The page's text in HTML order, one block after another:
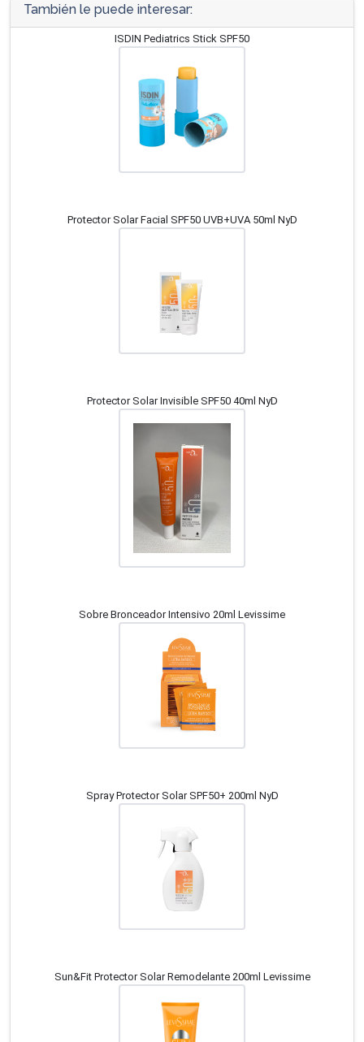
También le puede interesar:
ISDIN Pediatrics Stick SPF50
Protector Solar Facial SPF50 UVB+UVA 50ml NyD
Protector Solar Invisible SPF50 40ml NyD
Sobre Bronceador Intensivo 20ml Levissime
Spray Protector Solar SPF50+ 200ml NyD
Sun&Fit Protector Solar Remodelante 200ml Levissime